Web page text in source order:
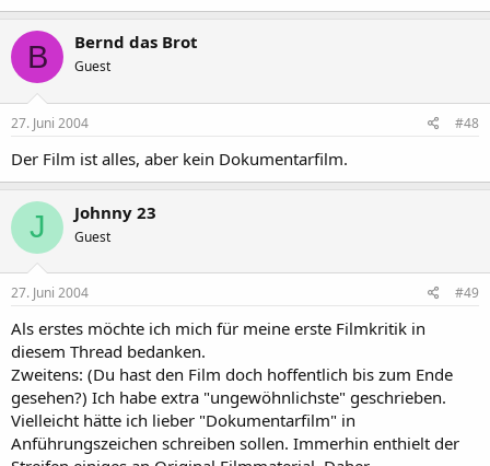
B Bernd das Brot
Guest
27. Juni 2004 #48
Der Film ist alles, aber kein Dokumentarfilm.
J Johnny 23
Guest
27. Juni 2004 #49
Als erstes möchte ich mich für meine erste Filmkritik in
diesem Thread bedanken.
Zweitens: (Du hast den Film doch hoffentlich bis zum Ende
gesehen?) Ich habe extra "ungewöhnlichste" geschrieben.
Vielleicht hätte ich lieber "Dokumentarfilm" in
Anführungszeichen schreiben sollen. Immerhin enthielt der